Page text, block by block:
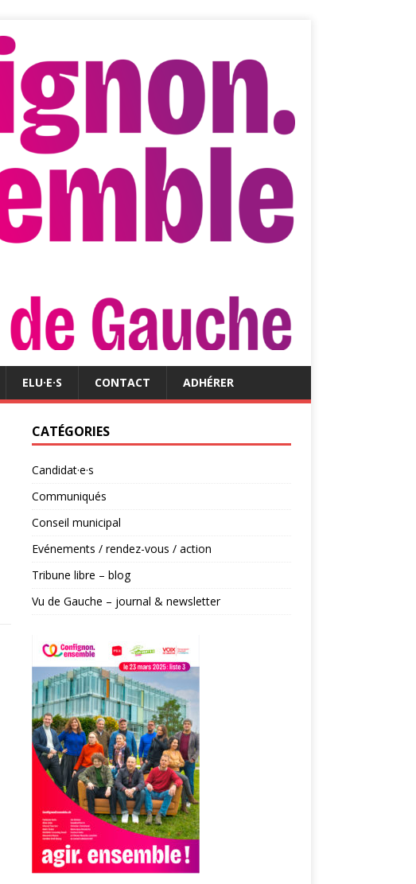
ELU·E·S CONTACT ADHÉRER
CATÉGORIES
Candidat·e·s
Communiqués
Conseil municipal
Evénements / rendez-vous / action
Tribune libre – blog
Vu de Gauche – journal & newsletter